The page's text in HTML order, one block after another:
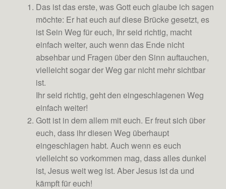
Das ist das erste, was Gott euch glaube ich sagen
möchte: Er hat euch auf diese Brücke gesetzt, es
ist Sein Weg für euch, Ihr seid richtig, macht
einfach weiter, auch wenn das Ende nicht
absehbar und Fragen über den Sinn auftauchen,
vielleicht sogar der Weg gar nicht mehr sichtbar
ist.
Ihr seid richtig, geht den eingeschlagenen Weg
einfach weiter!
Gott ist in dem allem mit euch. Er freut sich über
euch, dass ihr diesen Weg überhaupt
eingeschlagen habt. Auch wenn es euch
vielleicht so vorkommen mag, dass alles dunkel
ist, Jesus weit weg ist. Aber Jesus ist da und
kämpft für euch!